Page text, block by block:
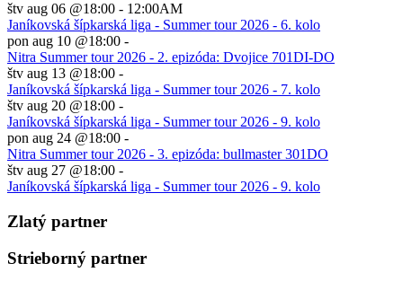
štv aug 06 @18:00 - 12:00AM
Janíkovská šípkarská liga - Summer tour 2026 - 6. kolo
pon aug 10 @18:00 -
Nitra Summer tour 2026 - 2. epizóda: Dvojice 701DI-DO
štv aug 13 @18:00 -
Janíkovská šípkarská liga - Summer tour 2026 - 7. kolo
štv aug 20 @18:00 -
Janíkovská šípkarská liga - Summer tour 2026 - 9. kolo
pon aug 24 @18:00 -
Nitra Summer tour 2026 - 3. epizóda: bullmaster 301DO
štv aug 27 @18:00 -
Janíkovská šípkarská liga - Summer tour 2026 - 9. kolo
Zlatý partner
Strieborný partner